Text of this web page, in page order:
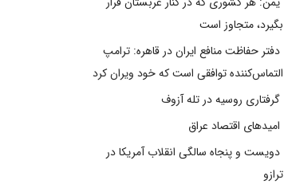
بگیرد، متجاوز است
دفتر حفاظت منافع ایران در قاهره: ترامپ
التماس‌کننده توافقی است که خود ویران کرد
گرفتاری روسیه در تله آزوف
امیدهای اقتصاد عراق
دویست و پنجاه سالگی انقلاب آمریکا در
ترازو